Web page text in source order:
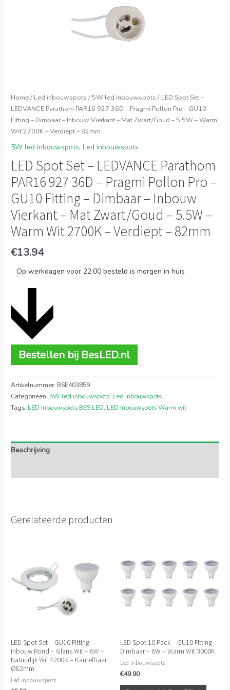
Home/ Led inbouwspots / 5W led inbouwspots / LED Spot Set –
LEDVANCE Parathom PAR16 927 36D – Pragmi Pollon Pro – GU10
Fitting – Dimbaar – Inbouw Vierkant – Mat Zwart/Goud – 5.5W – Warm
Wit 2700K – Verdiept – 82mm
5W led inbouwspots,Led inbouwspots
LED Spot Set – LEDVANCE Parathom
PAR16 927 36D – Pragmi Pollon Pro –
GU10 Fitting – Dimbaar – Inbouw
Vierkant – Mat Zwart/Goud – 5.5W –
Warm Wit 2700K – Verdiept – 82mm
€13.94
Op werkdagen voor 22:00 besteld is morgen in huis
Bestellen bij BesLED.nl
Artikelnummer: BSE403859
Categorieën: 5W led inbouwspots, Led inbouwspots
Tags: LED Inbouwspots BES LED, LED Inbouwspots Warm wit
Beschrijving
Gerelateerde producten
LED Spot Set – GU10 Fitting –
Inbouw Rond – Glans Wit – 6W –
Natuurlijk Wit 4200K – Kantelbaar
Ø82mm
Led inbouwspots
LED Spot 10 Pack – GU10 Fitting –
Dimbaar – 6W – Warm Wit 3000K
Led inbouwspots
€49.90